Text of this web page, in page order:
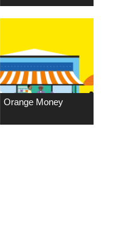
Orange Money